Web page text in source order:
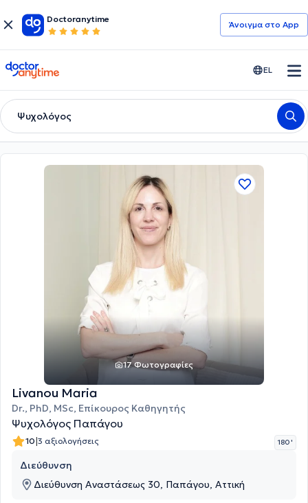
Doctoranytime
Άνοιγμα στο App
doctoranytime EL
Ψυχολόγος
17 Φωτογραφίες
Livanou Maria
Dr., PhD, MSc, Επίκουρος Καθηγητής
Ψυχολόγος Παπάγου
10|3 αξιολογήσεις 180 '
Διεύθυνση
Διεύθυνση Αναστάσεως 30, Παπάγου, Αττική